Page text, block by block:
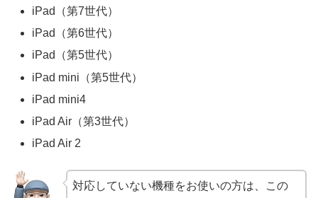
iPad（第7世代）
iPad（第6世代）
iPad（第5世代）
iPad mini（第5世代）
iPad mini4
iPad Air（第3世代）
iPad Air 2
対応していない機種をお使いの方は、この